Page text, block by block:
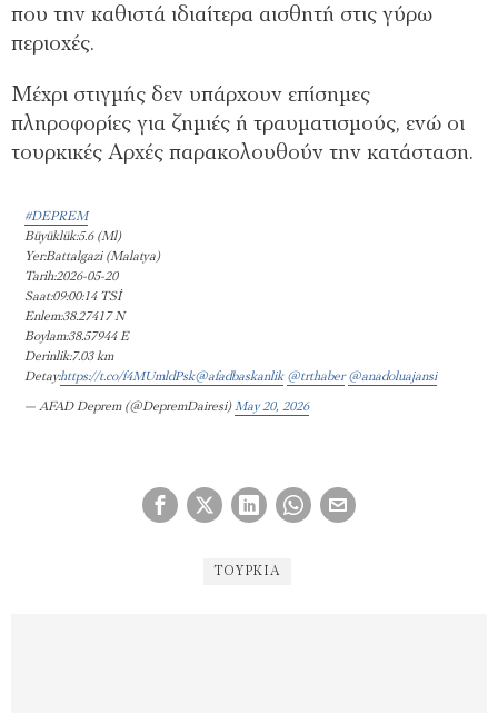
που την καθιστά ιδιαίτερα αισθητή στις γύρω
περιοχές.
Μέχρι στιγμής δεν υπάρχουν επίσημες
πληροφορίες για ζημιές ή τραυματισμούς, ενώ οι
τουρκικές Αρχές παρακολουθούν την κατάσταση.
#DEPREM
Büyüklük:5.6 (Ml)
Yer:Battalgazi (Malatya)
Tarih:2026-05-20
Saat:09:00:14 TSİ
Enlem:38.27417 N
Boylam:38.57944 E
Derinlik:7.03 km
Detay:https://t.co/f4MUmldPsk@afadbaskanlik @trthaber @anadoluajansi
— AFAD Deprem (@DepremDairesi)May 20, 2026
ΤΟΥΡΚΊΑ